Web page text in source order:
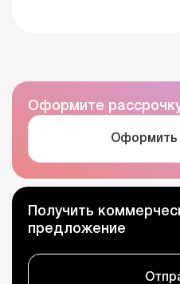
Оформите
Оформить
Получить
предложение